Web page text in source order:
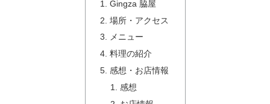
Gingza 脇屋
場所・アクセス
メニュー
料理の紹介
感想・お店情報
感想